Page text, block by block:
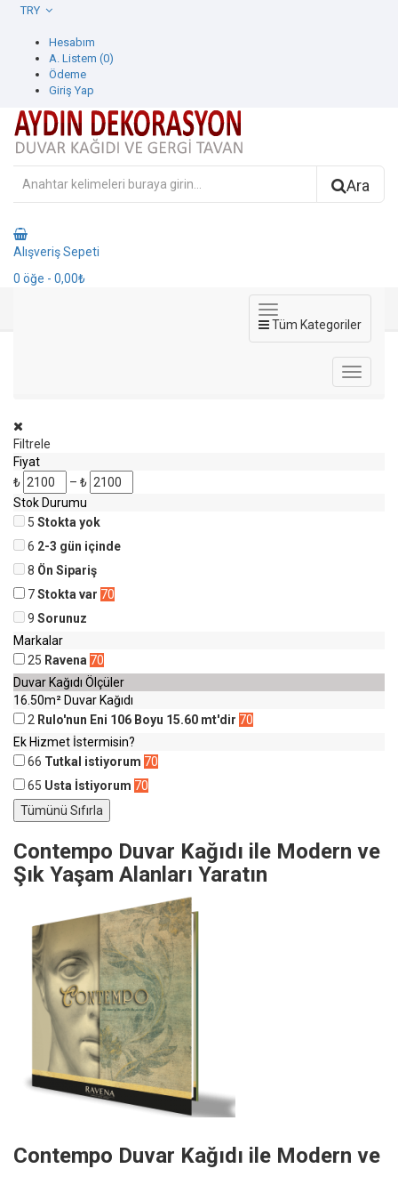
Hesabım
A. Listem (0)
Ödeme
Giriş Yap
Ara
Alışveriş Sepeti
0 öğe - 0,00₺
Tüm Kategoriler
Filtrele
Fiyat
₺
– ₺
Stok Durumu
5 Stokta yok
6 2-3 gün içinde
8 Ön Sipariş
7Stokta var 70
9 Sorunuz
Markalar
25 Ravena 70
Duvar Kağıdı Ölçüler
16.50m² Duvar Kağıdı
2 Rulo'nun Eni 106 Boyu 15.60 mt'dir 70
Ek Hizmet İstermisin?
66 Tutkal istiyorum 70
65 Usta İstiyorum 70
Contempo Duvar Kağıdı ile Modern ve
Şık Yaşam Alanları Yaratın
Contempo Duvar Kağıdı ile Modern ve